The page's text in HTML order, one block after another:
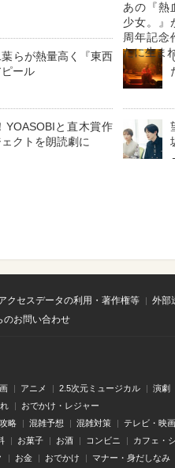
あの『熱
少女。』
周年記念
たに生ま
らが熱量高く『東西
ール
YOASOBIと直木賞作
クトを朗読劇に
クセスデータの利用・著作権等 外部
のお問い合わせ
アニメ 2.5次元ミュージカル 演劇
おでかけ・レジャー
略 混雑予想 混雑対策 テレビ・映画
お菓子 お酒 コンビニ カフェ・
お金 おでかけ マナー・身だしなみ